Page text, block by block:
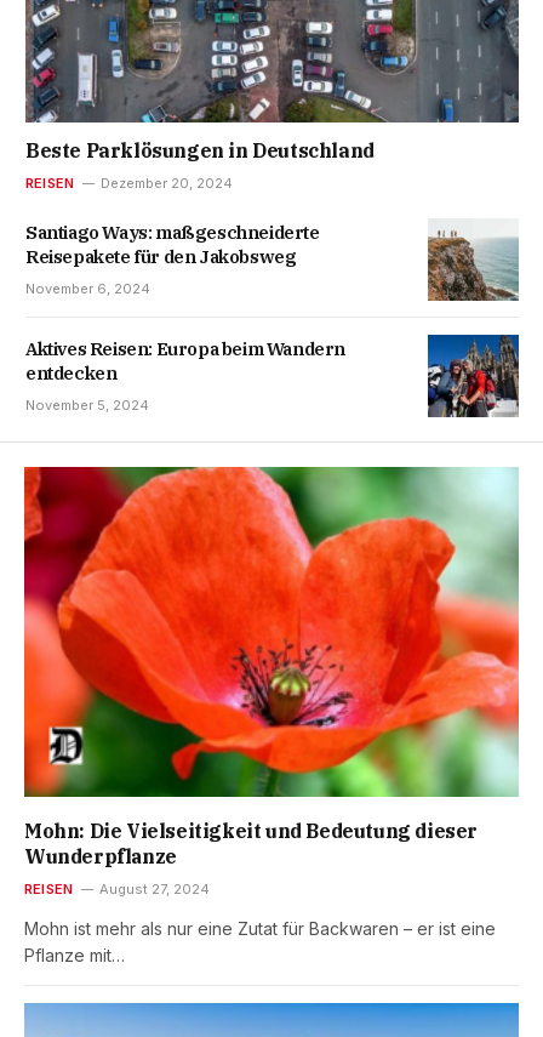
Beste Parklösungen in Deutschland
REISEN Dezember 20, 2024
Santiago Ways: maßgeschneiderte
Reisepakete für den Jakobsweg
November 6, 2024
Aktives Reisen: Europa beim Wandern
entdecken
November 5, 2024
Mohn: Die Vielseitigkeit und Bedeutung dieser
Wunderpflanze
REISEN August 27, 2024
Mohn ist mehr als nur eine Zutat für Backwaren – er ist eine
Pflanze mit…